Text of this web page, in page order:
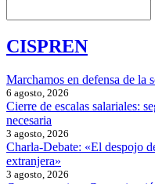
CISPREN
Marchamos en defensa de la
6 agosto, 2026
Cierre de escalas salariales:
necesaria
3 agosto, 2026
Charla-Debate: «El despojo
extranjera»
3 agosto, 2026